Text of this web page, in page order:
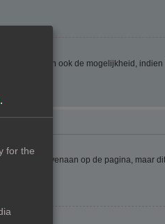
en geven ook de mogelijkheid,
meestal bovenaan op de pagina, maar
.
for the